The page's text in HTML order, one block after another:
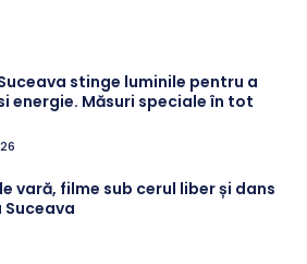
stinge luminile pentru a
energie. Măsuri speciale în tot
vară, filme sub cerul liber și dans